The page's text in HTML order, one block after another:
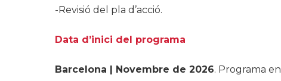
-Revisió del pla d’acció.
Data d’inici del programa
Barcelona | Novembre de 2026. Programa